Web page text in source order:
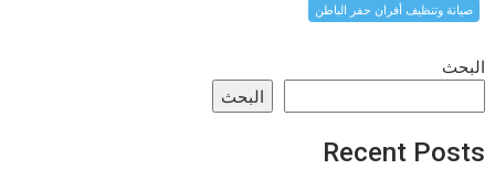
صيانة وتنظيف أفران حفر الباطن
البحث
البحث
Recent Posts